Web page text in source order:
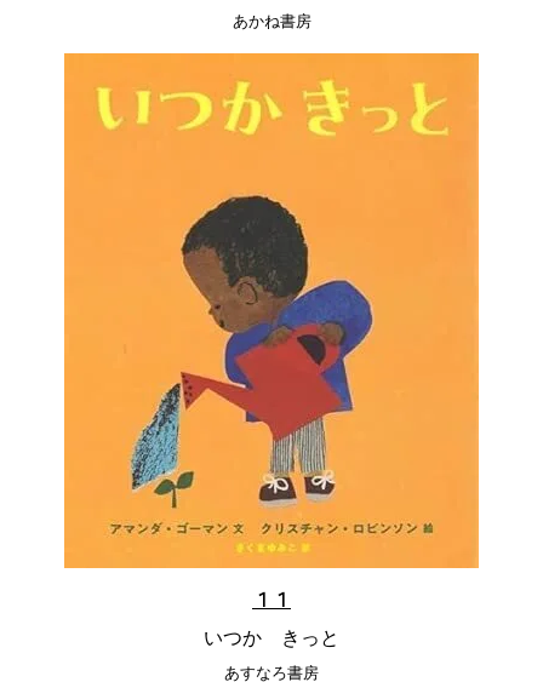
あかね書房
１１
いつか きっと
あすなろ書房